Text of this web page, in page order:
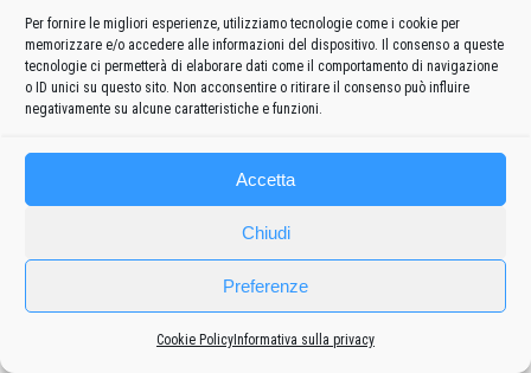
Per fornire le migliori esperienze, utilizziamo tecnologie come i cookie per
memorizzare e/o accedere alle informazioni del dispositivo. Il consenso a queste
tecnologie ci permetterà di elaborare dati come il comportamento di navigazione
o ID unici su questo sito. Non acconsentire o ritirare il consenso può influire
negativamente su alcune caratteristiche e funzioni.
Accetta
Chiudi
Preferenze
Cookie Policy Informativa sulla privacy
armate: sappiamo da tempo che le Frecce Tricolori sono nel cuore
degli italiani, e oggi questa straordinaria partecipazione ne è una
conferma”. Lo ha affermato il ministro della Difesa, Roberta Pinotti,
accolta alla base di Rivolto dalla presidente del Friuli Venezia Giulia,
Debora Serracchiani, e dai vertici dello Stato maggiore delle Forze
armate per assistere alla manifestazioni del 55/o anniversario delle
Frecce tricolori. “Tutto quanto possiamo vedere oggi è frutto
dell’organizzazione delle Forze armate e dell’Aeronautica militare, al
servizio del Paese”, ha continuato Pinotti rimarcando che “a monte c’è
un lavoro quotidiano spesso oscuro, ma che poi consente di emergere
alla luce del sole in giornate come questa, in cui possiamo apprezzare
la tecnologia, l’innovazione, il brivido, la velocità, la determinazione e la